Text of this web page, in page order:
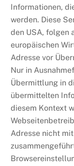
Informationen,
werden. Diese
den USA, folgen
europäischen
Adresse vor
Nur in
Übermittlung in
übermittelten
diesem Kontext
Adresse nicht